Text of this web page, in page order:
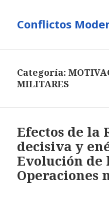
Conflictos
Categoría:
MILITARES
Efectos de la
decisiva y
Evolución de
Operaciones